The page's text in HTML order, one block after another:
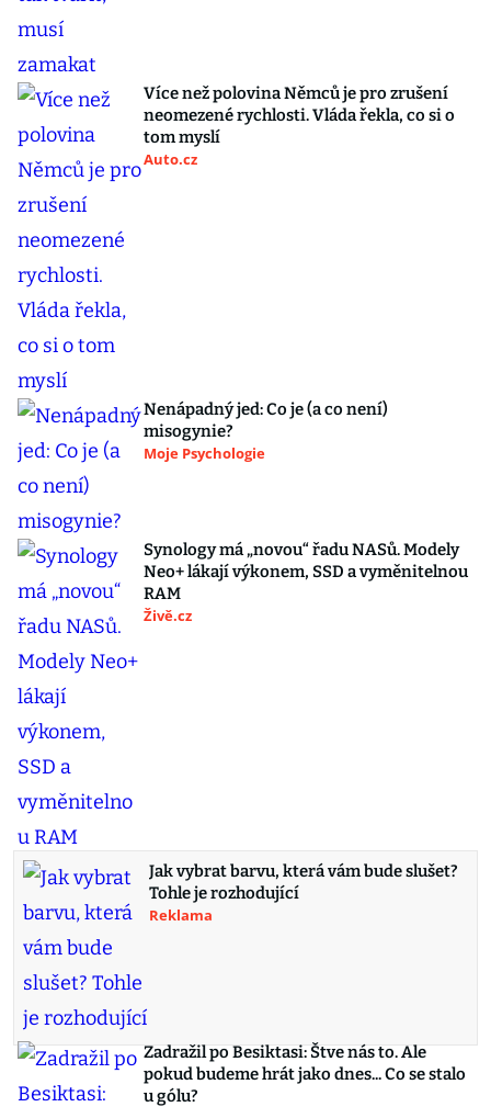
Více než polovina Němců je pro zrušení
neomezené rychlosti. Vláda řekla, co si o
tom myslí
Auto.cz
Nenápadný jed: Co je (a co není)
misogynie?
Moje Psychologie
Synology má „novou“ řadu NASů. Modely
Neo+ lákají výkonem, SSD a vyměnitelnou
RAM
Živě.cz
Jak vybrat barvu, která vám bude slušet?
Tohle je rozhodující
Reklama
Zadražil po Besiktasi: Štve nás to. Ale
pokud budeme hrát jako dnes... Co se stalo
u gólu?